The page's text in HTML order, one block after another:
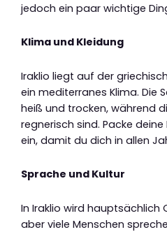
jedoch ein paar wichtige
Klima und Kleidung
Iraklio liegt auf der
ein mediterranes Klima. Die
heiß und trocken, während
regnerisch sind. Packe
ein, damit du dich in allen
Sprache und Kultur
In Iraklio wird hauptsächlich
aber viele Menschen